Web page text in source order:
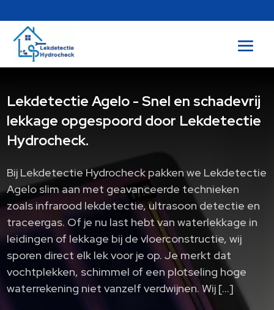
Lekdetectie Agelo - Snel en schadevrij
lekkage opgespoord door Lekdetectie
Hydrocheck.
Bij Lekdetectie Hydrocheck pakken we Lekdetectie
Agelo slim aan met geavanceerde technieken
zoals infrarood lekdetectie, ultrasoon detectie en
traceergas. Of je nu last hebt van waterlekkage in
leidingen of lekkage bij de vloerconstructie, wij
sporen direct elk lek voor je op. Je merkt dat
vochtplekken, schimmel of een plotseling hoge
waterrekening niet vanzelf verdwijnen. Wij […]